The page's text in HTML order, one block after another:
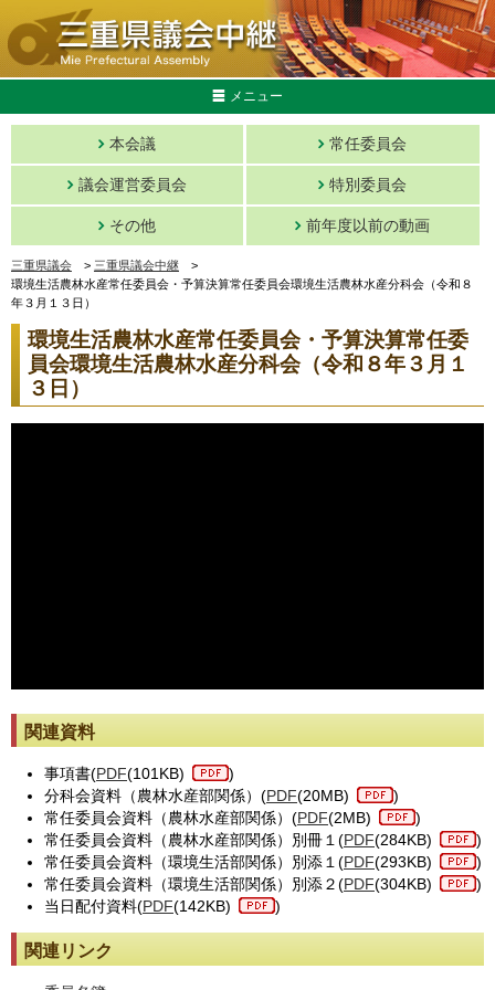
メニュー
本会議 常任委員会
議会運営委員会 特別委員会
その他 前年度以前の動画
三重県議会 > 三重県議会中継 >
環境生活農林水産常任委員会・予算決算常任委員会環境生活農林水産分科会（令和８
年３月１３日）
環境生活農林水産常任委員会・予算決算常任委
員会環境生活農林水産分科会（令和８年３月１
３日）
関連資料
事項書(PDF(101KB)
)
分科会資料（農林水産部関係）(PDF(20MB)
)
常任委員会資料（農林水産部関係）(PDF(2MB)
)
常任委員会資料（農林水産部関係）別冊１(PDF(284KB)
)
常任委員会資料（環境生活部関係）別添１(PDF(293KB)
)
常任委員会資料（環境生活部関係）別添２(PDF(304KB)
)
当日配付資料(PDF(142KB) )
関連リンク